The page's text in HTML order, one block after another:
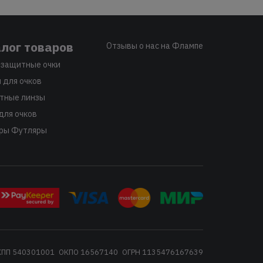
товаров
очки
очков
линзы
очков
Футляры
Отзывы о нас на Флампе
540301001 ОКПО 16567140 ОГРН 1135476167639